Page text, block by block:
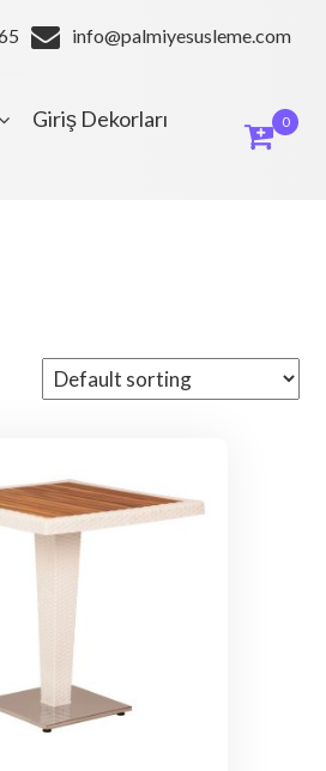
info@palmiyesusleme.com
Giriş Dekorları
0